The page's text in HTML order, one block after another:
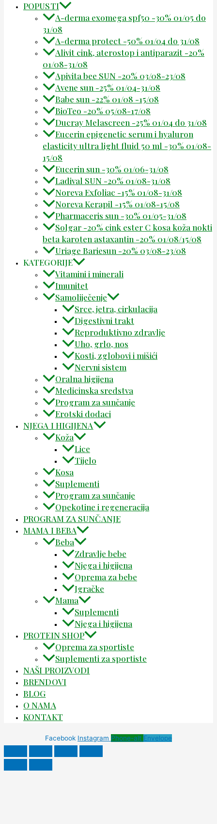
POPUSTI
A-derma exomega spf50 -30% 01/05 do
31/08
A-derma protect -50% 01/04 do 31/08
Alivit cink, aterostop i antiparazit -20%
01/08-31/08
Apivita bee SUN -20% 03/08-23/08
Avene sun -25% 01/04-31/08
Babe sun -22% 01/08 -15/08
BioTeo -20% 05/08-17/08
Ducray Melascreen -25% 01/04 do 31/08
Eucerin epigenetic serum i hyaluron
elasticity ultra light fluid 50 ml -30% 01/08-
15/08
Eucerin sun -30% 01/06-31/08
Ladival SUN -20% 01/08-31/08
Noreva Exfoliac -15% 01/08-31/08
Noreva Kerapil -15% 01/08-15/08
Pharmaceris sun -30% 01/05-31/08
Solgar -20% cink ester C kosa koža nokti
beta karoten astaxantin -20% 01/08/15/08
Uriage Bariesun -20% 03/08-23/08
KATEGORIJE
Vitamini i minerali
Imunitet
Samoliječenje
Srce, jetra, cirkulacija
Digestivni trakt
Reproduktivno zdravlje
Uho, grlo, nos
Kosti, zglobovi i mišići
Nervni sistem
Oralna higijena
Medicinska sredstva
Program za sunčanje
Erotski dodaci
NJEGA I HIGIJENA
Koža
Lice
Tijelo
Kosa
Suplementi
Program za sunčanje
Opekotine i regeneracija
PROGRAM ZA SUNČANJE
MAMA I BEBA
Beba
Zdravlje bebe
Njega i higijena
Oprema za bebe
Igračke
Mama
Suplementi
Njega i higijena
PROTEIN SHOP
Oprema za sportiste
Suplementi za sportiste
NAŠI PROIZVODI
BRENDOVI
BLOG
O NAMA
KONTAKT
Facebook Instagram Phone-alt Envelope